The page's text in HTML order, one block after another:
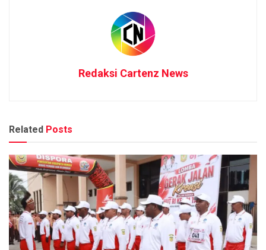
Redaksi Cartenz News
Related Posts